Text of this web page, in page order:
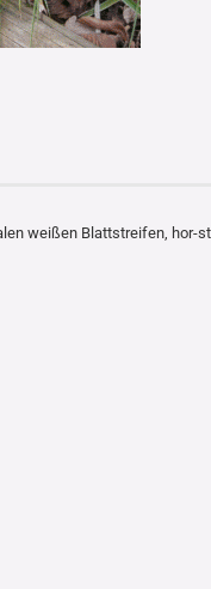
weißen Blattstreifen, hor-